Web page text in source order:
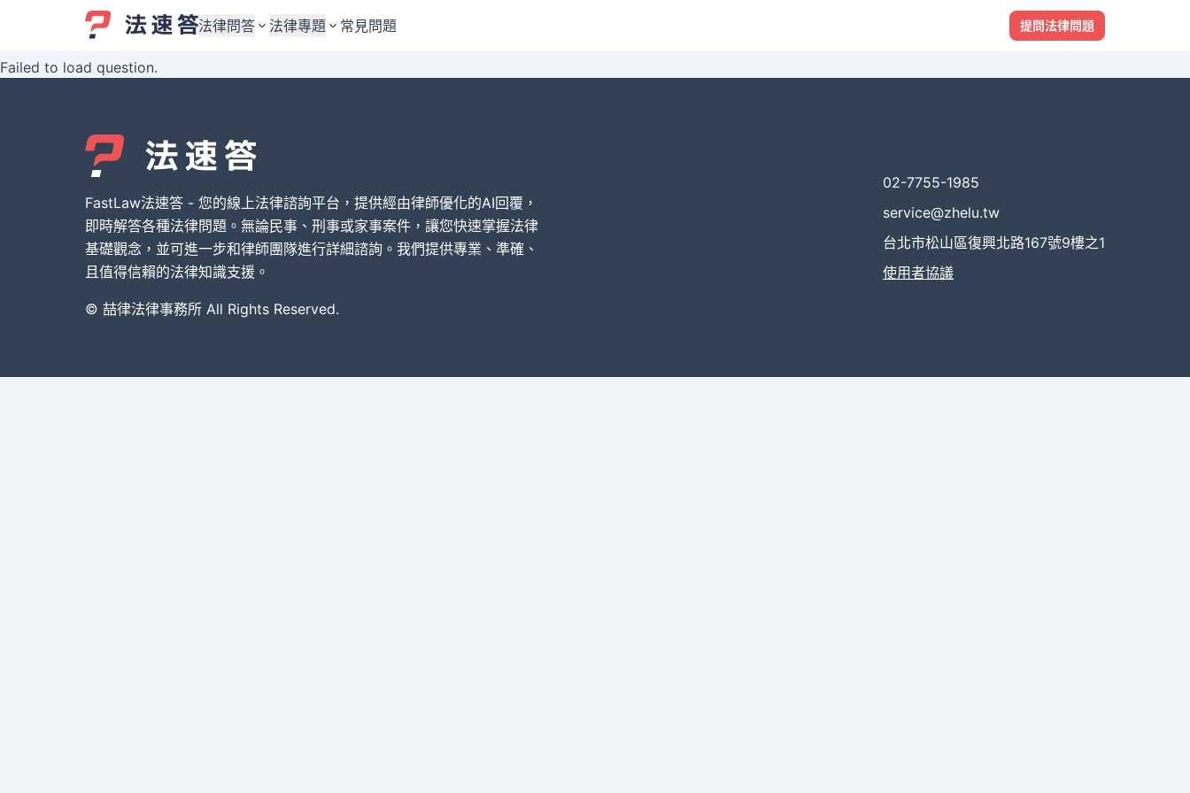
法律問答
婚姻與監護權
債務與債權
刑事犯罪案件
其他案件類型
法律專題
婚姻與監護權
債務與債權
刑事犯罪案件
其他案件類型
常見問題 提問法律問題
Failed to load question.
FastLaw法速答 - 您的線上法律諮詢平台，提供經由律師優化的AI回覆，
即時解答各種法律問題。無論民事、刑事或家事案件，讓您快速掌握法律
基礎觀念，並可進一步和律師團隊進行詳細諮詢。我們提供專業、準確、
且值得信賴的法律知識支援。
© 喆律法律事務所 All Rights Reserved.
02-7755-1985
service@zhelu.tw
台北市松山區復興北路167號9樓之1
使用者協議